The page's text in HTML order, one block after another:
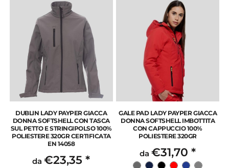
DUBLIN LADY PAYPER GIACCA
DONNA SOFTSHELL CON TASCA
SUL PETTO E STRINGIPOLSO 100%
POLIESTERE 320GR CERTIFICATA
EN 14058
da€23,35*
GALE PAD LADY PAYPER GIACCA
DONNA SOFTSHELL IMBOTTITA
CON CAPPUCCIO 100%
POLIESTERE 320GR
da€31,70*